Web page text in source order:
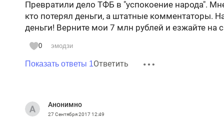
Превратили дело ТФБ в "успокоение народа".
кто потерял деньги, а штатные комментаторы.
деньги! Верните мои 7 млн рублей и езжайте на
0 эмодзи
Показать ответы 1Ответить
Анонимно
27 Сентября 201712:49